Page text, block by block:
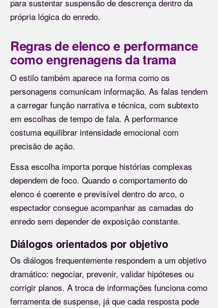
para sustentar suspensão de descrença dentro da
própria lógica do enredo.
Regras de elenco e performance
como engrenagens da trama
O estilo também aparece na forma como os
personagens comunicam informação. As falas tendem
a carregar função narrativa e técnica, com subtexto
em escolhas de tempo de fala. A performance
costuma equilibrar intensidade emocional com
precisão de ação.
Essa escolha importa porque histórias complexas
dependem de foco. Quando o comportamento do
elenco é coerente e previsível dentro do arco, o
espectador consegue acompanhar as camadas do
enredo sem depender de exposição constante.
Diálogos orientados por objetivo
Os diálogos frequentemente respondem a um objetivo
dramático: negociar, prevenir, validar hipóteses ou
corrigir planos. A troca de informações funciona como
ferramenta de suspense, já que cada resposta pode